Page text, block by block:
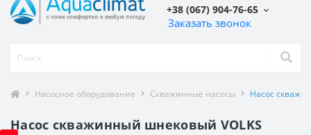
+38 (067) 904-76-65
Заказать звонок
Насосное оборудование Скважинные насосы Насос
Насос скважинный шнековый VOLKS